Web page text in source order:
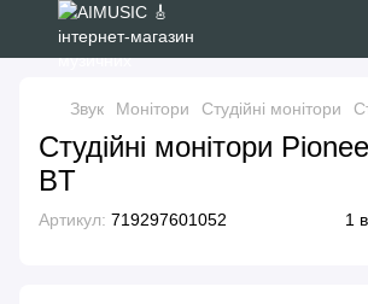
Звук Монітори Студійні монітори
Студійні монітори
BT
Артикул: 719297601052 1